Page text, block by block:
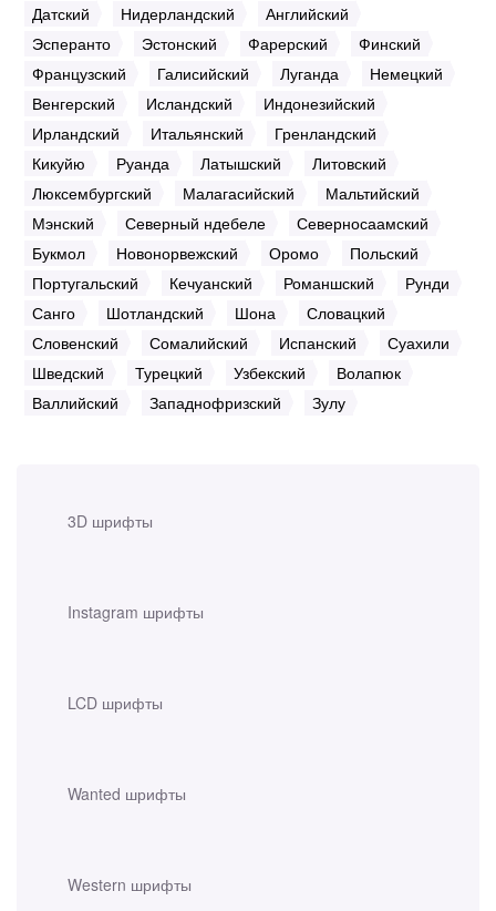
3D шрифты
Instagram шрифты
LCD шрифты
Wanted шрифты
Western шрифты
Датский
Нидерландский
Английский
Эсперанто
Эстонский Фарерский
Финский
Французский
Галисийский Луганда
Немецкий
Венгерский
Исландский
Индонезийский
Ирландский
Итальянский
Гренландский
Кикуйю
Руанда Латышский
Литовский
Люксембургский
Малагасийский
Мальтийский
Мэнский
Северный ндебеле
Северносаамский
Букмол
Новонорвежский Оромо
Польский
Португальский
Кечуанский Романшский
Рунди
Санго
Шотландский Шона
Словацкий
Словенский
Сомалийский Испанский
Суахили
Шведский
Турецкий Узбекский
Волапюк
Валлийский
Западнофризский Зулу